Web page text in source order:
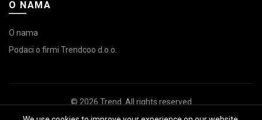
O NAMA
O nama
Podaci o firmi Trendcoo d.o.o.
© 2026 Trend . All rights reserved